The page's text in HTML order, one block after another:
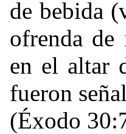
de bebida
ofrenda de
en el altar
fueron
(Éxodo